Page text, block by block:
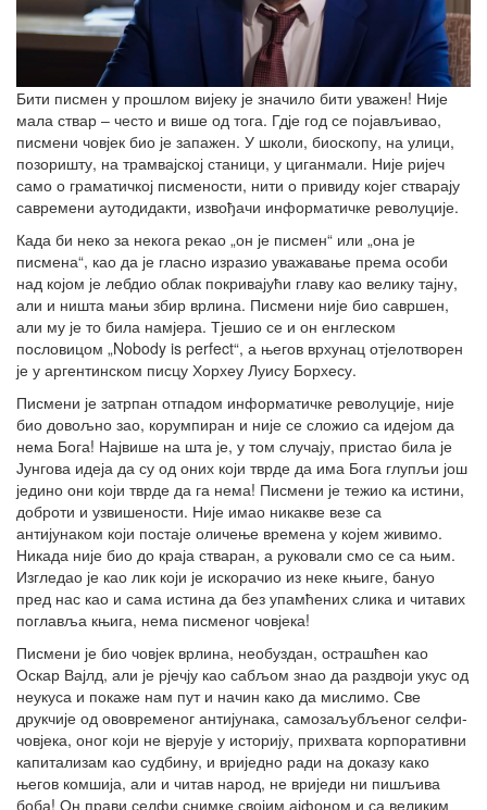
Бити писмен у прошлом вијеку је значило бити уважен! Није
мала ствар ‒ често и више од тога. Гдје год се појављивао,
писмени човјек био је запажен. У школи, биоскопу, на улици,
позоришту, на трамвајској станици, у циганмали. Није ријеч
само о граматичкој писмености, нити о привиду којег стварају
савремени аутодидакти, извођачи информатичке револуције.
Када би неко за некога рекао „он је писмен“ или „она је
писмена“, као да је гласно изразио уважавање према особи
над којом је лебдио облак покривајући главу као велику тајну,
али и ништа мањи збир врлина. Писмени није био савршен,
али му је то била намјера. Тјешио се и он енглеском
пословицом „Nobody is perfect“, а његов врхунац отјелотворен
је у аргентинском писцу Хорхеу Луису Борхесу.
Писмени је затрпан отпадом информатичке револуције, није
био довољно зао, корумпиран и није се сложио са идејом да
нема Бога! Највише на шта је, у том случају, пристао била је
Јунгова идеја да су од оних који тврде да има Бога глупљи још
једино они који тврде да га нема! Писмени је тежио ка истини,
доброти и узвишености. Није имао никакве везе са
антијунаком који постаје оличење времена у којем живимо.
Никада није био до краја стваран, а руковали смо се са њим.
Изгледао је као лик који је искорачио из неке књиге, бануо
пред нас као и сама истина да без упамћених слика и читавих
поглавља књига, нема писменог човјека!
Писмени је био човјек врлина, необуздан, острашћен као
Оскар Вајлд, али је рјечју као сабљом знао да раздвоји укус од
неукуса и покаже нам пут и начин како да мислимо. Све
друкчије од ововременог антијунака, самозаљубљеног селфи-
човјека, оног који не вјерује у историју, прихвата корпоративни
капитализам као судбину, и вриједно ради на доказу како
његов комшија, али и читав народ, не вриједи ни пишљива
боба! Он прави селфи снимке својим ајфоном и са великим